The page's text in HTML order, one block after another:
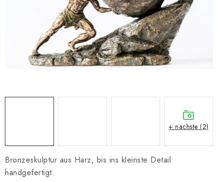
SCHACH-MERCH
SCHACH GESCHENKE
Geschäftsbedingungen
Bronzeskulptur aus Harz, bis ins kleinste Detail
handgefertigt.
+ nächste (2)